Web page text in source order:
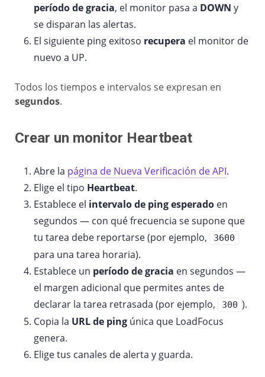
período de gracia, el monitor pasa a DOWN y
se disparan las alertas.
El siguiente ping exitoso recupera el monitor de
nuevo a UP.
Todos los tiempos e intervalos se expresan en
segundos.
Crear un monitor Heartbeat
Abre la página de Nueva Verificación de API.
Elige el tipo Heartbeat.
Establece el intervalo de ping esperado en
segundos — con qué frecuencia se supone que
tu tarea debe reportarse (por ejemplo,
3600
para una tarea horaria).
Establece un período de gracia en segundos —
el margen adicional que permites antes de
declarar la tarea retrasada (por ejemplo,
300 ).
Copia la URL de ping única que LoadFocus
genera.
Elige tus canales de alerta y guarda.